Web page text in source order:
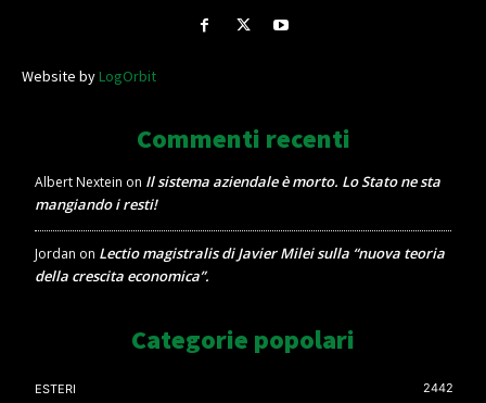
Website byLogOrbit
Commenti recenti
Albert Nextein on Il sistema aziendale è morto. Lo Stato ne sta
mangiando i resti!
Jordan on Lectio magistralis di Javier Milei sulla “nuova teoria
della crescita economica”.
Categorie popolari
ESTERI 2442